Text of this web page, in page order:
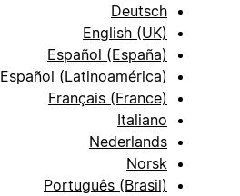
Deutsch
English (UK)
Español (España)
Español (Latinoamérica)
Français (France)
Italiano
Nederlands
Norsk
Português (Brasil)